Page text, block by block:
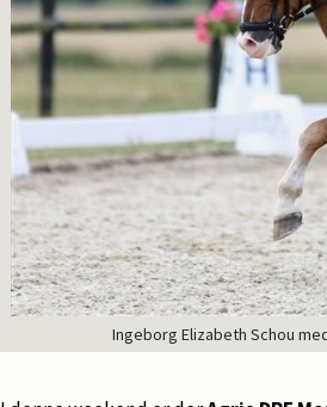
Ingeborg Elizabeth Schou